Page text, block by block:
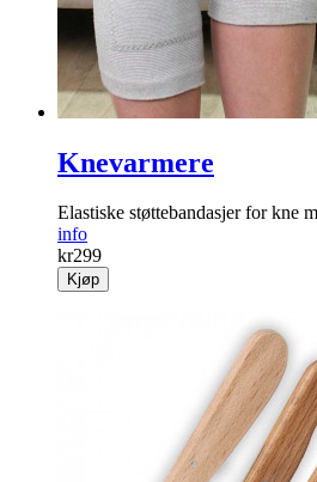
Knevarmere
Elastiske støtte­bandasjer for kne
info
kr299
Kjøp